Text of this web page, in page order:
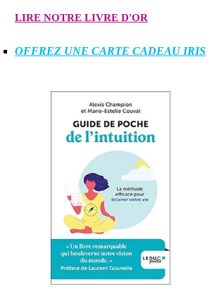
LIRE NOTRE LIVRE D'OR
OFFREZ UNE CARTE CADEAU IRIS